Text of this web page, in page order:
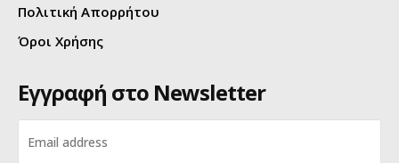
Πολιτική Απορρήτου
Όροι Χρήσης
Εγγραφή στο Newsletter